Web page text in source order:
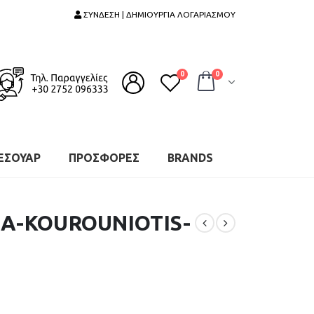
ΣΥΝΔΕΣΗ | ΔΗΜΙΟΥΡΓΙΑ ΛΟΓΑΡΙΑΣΜΟΥ
0 0
ΠΡΟΣΦΟΡΕΣ BRANDS
KOUROUNIOTIS-